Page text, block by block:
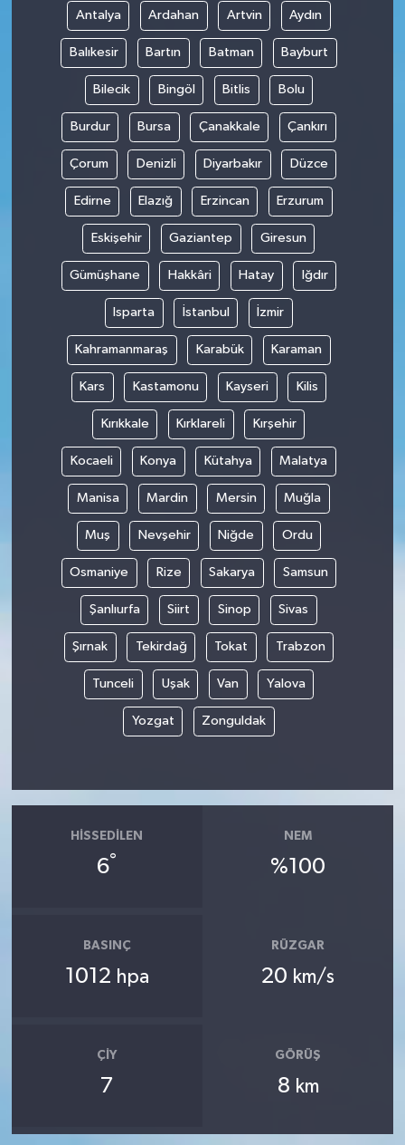
Antalya Ardahan Artvin Aydın
Balıkesir Bartın Batman Bayburt
Bilecik Bingöl Bitlis Bolu
Burdur Bursa Çanakkale Çankırı
Çorum Denizli Diyarbakır Düzce
Edirne Elazığ Erzincan Erzurum
Eskişehir Gaziantep Giresun
Gümüşhane Hakkâri Hatay Iğdır
Isparta İstanbul İzmir
Kahramanmaraş Karabük Karaman
Kars Kastamonu Kayseri Kilis
Kırıkkale Kırklareli Kırşehir
Kocaeli Konya Kütahya Malatya
Manisa Mardin Mersin Muğla
Muş Nevşehir Niğde Ordu
Osmaniye Rize Sakarya Samsun
Şanlıurfa Siirt Sinop Sivas
Şırnak Tekirdağ Tokat Trabzon
Tunceli Uşak Van Yalova
Yozgat Zonguldak
HISSEDILEN
6°
NEM
%100
BASINÇ
1012 hpa
RÜZGAR
20 km/s
ÇIY
7
GÖRÜŞ
8 km
TARIM
TEKNOLOJİ
TURİZM
VİDEO HABER
YAŞAM